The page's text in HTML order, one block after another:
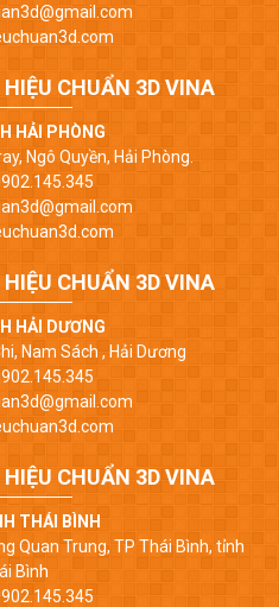
CHUẨN 3D VINA
HẢI PHÒNG
Ngô Quyền, Hải Phòng.
CHUẨN 3D VINA
HẢI DƯƠNG
Nam Sách , Hải Dương
CHUẨN 3D VINA
THÁI BÌNH
Quan Trung, TP Thái Bình, tỉnh
Bình